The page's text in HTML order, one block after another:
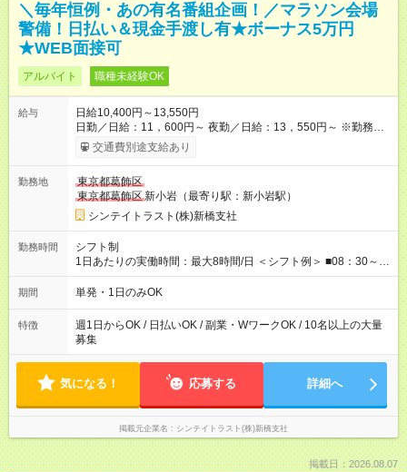
＼毎年恒例・あの有名番組企画！／マラソン会場
警備！日払い＆現金手渡し有★ボーナス5万円
★WEB面接可
アルバイト 職種未経験OK
給与
日給10,400円～13,550円
日勤／日給：11，600円～ 夜勤／日給：13，550円～ ※勤務数
が週2日以下の場合 日勤／日給：10，400円 夜勤／日給：12，
350円 ■交通費別途全額支給 ※規定あり ■支払方法：日払い └日
⇒希望をお聞かせください♪ ■各種資格手当あり ■残業手当あり ■
日給保障あり └早く終わっても”全額”支給！ ----- ≪ 法定研修
≫ 研修時の給与： 日給10，000円×3日間（24時間） ＝研修費
として合計30，000円支給 ＋交通費全額支給 ※規定あり 【試用
期間】試用期間なし
交通費別途支給あり
勤務地
東京都葛飾区
東京都葛飾区新小岩（最寄り駅：新小岩駅）
シンテイトラスト(株)新橋支社
勤務時間
シフト制
1日あたりの実働時間：最大8時間/日 ＜シフト例＞ ■08：30～
17：30 ■20：00～翌5：00 など！ 上記時間内で、 実働8時
間・休憩1時間／日
期間 単発・1日のみOK
特徴
週1日からOK / 日払いOK / 副業・WワークOK / 10名以上の大量
募集
気になる！ 応募する 詳細へ
掲載元企業名 シンテイトラスト(株)新橋支社
掲載日：2026.08.07